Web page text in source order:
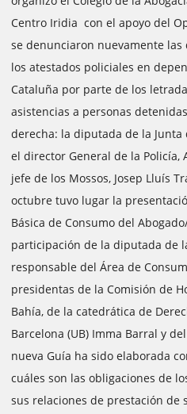
Centro Iridia con el apoyo del
se denunciaron nuevamente
los atestados policiales en
Cataluña por parte de los
asistencias a personas
derecha: la diputada de la Junta
el director General de la Policía,
jefe de los Mossos, Josep Lluís
octubre tuvo lugar la
Básica de Consumo del
participación de la diputada de
responsable del Área de
presidentas de la Comisión de
Bahía, de la catedrática de
Barcelona (UB) Imma Barral y
nueva Guía ha sido elaborada
cuáles son las obligaciones de
sus relaciones de prestación de